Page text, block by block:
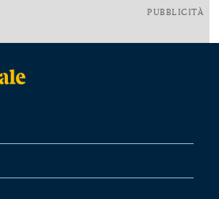
PUBBLICITÀ